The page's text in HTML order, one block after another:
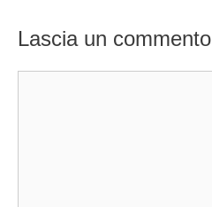
Lascia un commento